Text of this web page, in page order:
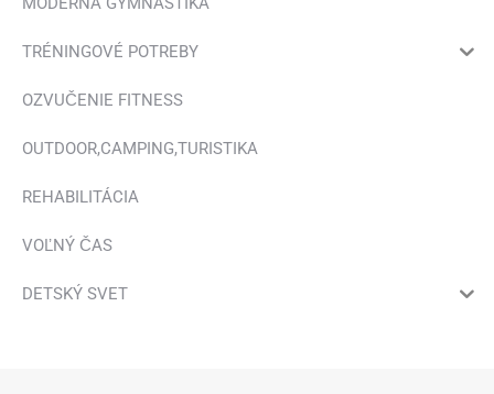
TRÉNINGOVÉ POTREBY
OZVUČENIE FITNESS
OUTDOOR,CAMPING,TURISTIKA
REHABILITÁCIA
VOĽNÝ ČAS
DETSKÝ SVET